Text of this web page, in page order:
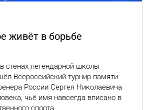
живёт в борьбе
стенах легендарной школы
Всероссийский турнир памяти
России Сергея Николаевича
чьё имя навсегда вписано в
спорта.